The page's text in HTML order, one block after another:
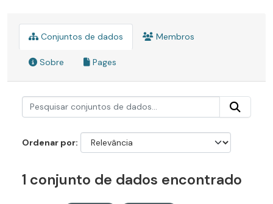
Conjuntos de dados Membros
Sobre Pages
Ordenar por
1 conjunto de dados encontrado